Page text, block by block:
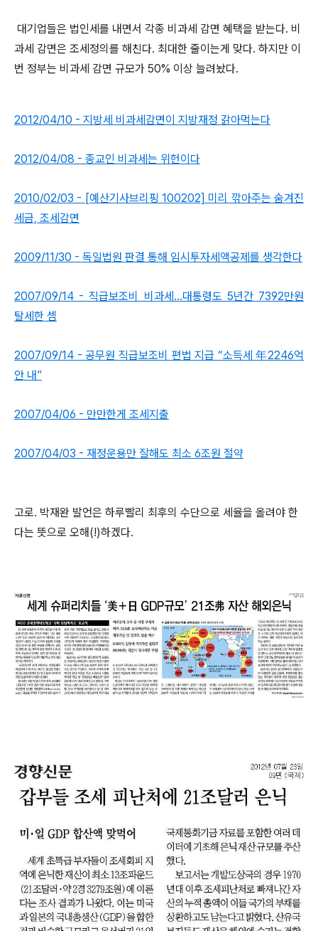
대기업들은 법인세를 내면서 각종 비과세 감면 혜택을 받는다. 비
과세 감면은 조세정의를 해친다. 최대한 줄이는게 맞다. 하지만 이
번 정부는 비과세 감면 규모가 50% 이상 늘려놨다.
2012/04/10 - 지방세 비과세감면이 지방재정 갉아먹는다
2012/04/08 - 종교인 비과세는 위헌이다
2010/02/03 - [예산기사브리핑 100202] 미리 깎아주는 숨겨진
세금, 조세감면
2009/11/30 - 독일법원 판결 통해 임시투자세액공제를 생각한다
2007/09/14 - 직급보조비 비과세...대통령도 5년간 7392만원
탈세한 셈
2007/09/14 - 공무원 직급보조비 편법 지급 “소득세 年2246억
안 내”
2007/04/06 - 만만한게 조세지출
2007/04/03 - 재정운용만 잘해도 최소 6조원 절약
고로. 박재완 발언은 하루빨리 최후의 수단으로 세율을 올려야 한
다는 뜻으로 오해(!)하겠다.